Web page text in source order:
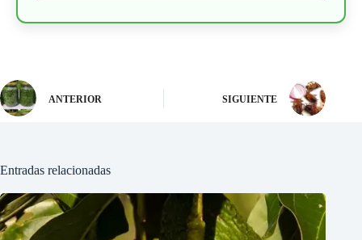
ANTERIOR SIGUIENTE
Entradas relacionadas